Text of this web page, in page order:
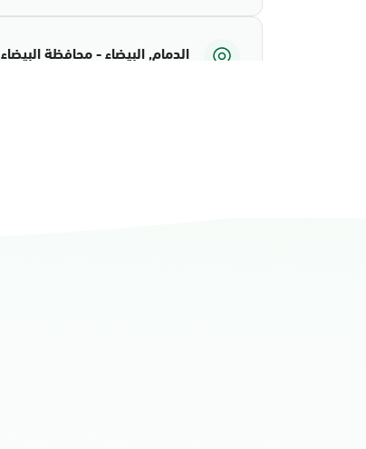
الدمام, البيضاء - محافظة البيضاء